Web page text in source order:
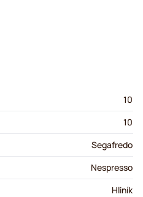
10
10
Segafredo
Nespresso
Hliník